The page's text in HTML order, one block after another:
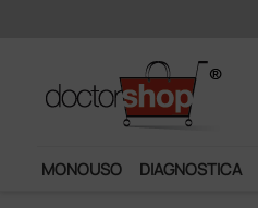
MONOUSO DIAGNOSTICA